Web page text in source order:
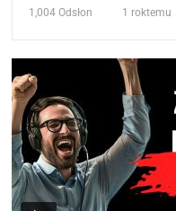
1,004 Odsłon 1 roktemu